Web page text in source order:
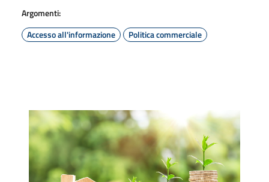
Argomenti:
Accesso all'informazione
Politica commerciale